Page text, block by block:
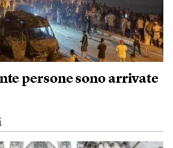
persone sono arrivate